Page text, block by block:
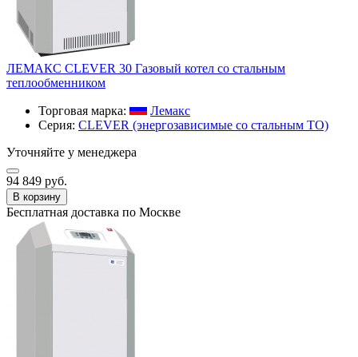
ЛЕМАКС CLEVER 30 Газовый котел со стальным
теплообменником
Торговая марка:
Лемакс
Серия: CLEVER (энергозависимые со стальным ТО)
Уточняйте у менеджера
94 849 руб.
В корзину
Бесплатная доставка по Москве